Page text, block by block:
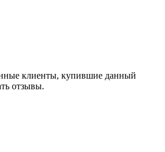
клиенты, купившие данный
отзывы.